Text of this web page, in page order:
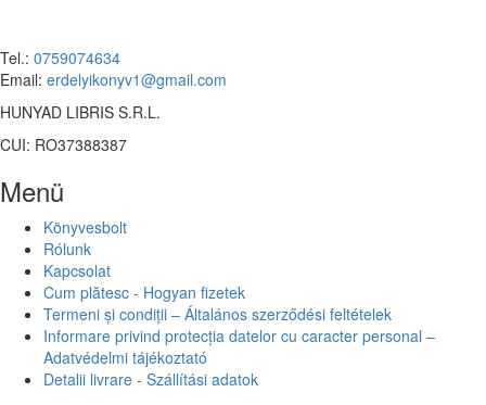
Tel.: 0759074634
Email: erdelyikonyv1@gmail.com
HUNYAD LIBRIS S.R.L.
CUI: RO37388387
Menü
Könyvesbolt
Rólunk
Kapcsolat
Cum plătesc - Hogyan fizetek
Termeni și condiții – Általános szerződési feltételek
Informare privind protecția datelor cu caracter personal –
Adatvédelmi tájékoztató
Detalii livrare - Szállítási adatok